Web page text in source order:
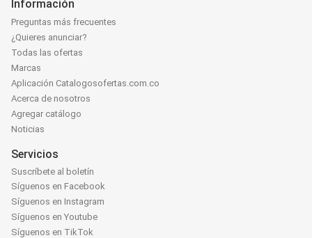
Información
Preguntas más frecuentes
¿Quieres anunciar?
Todas las ofertas
Marcas
Aplicación Catalogosofertas.com.co
Acerca de nosotros
Agregar catálogo
Noticias
Servicios
Suscríbete al boletín
Síguenos en Facebook
Síguenos en Instagram
Síguenos en Youtube
Síguenos en TikTok